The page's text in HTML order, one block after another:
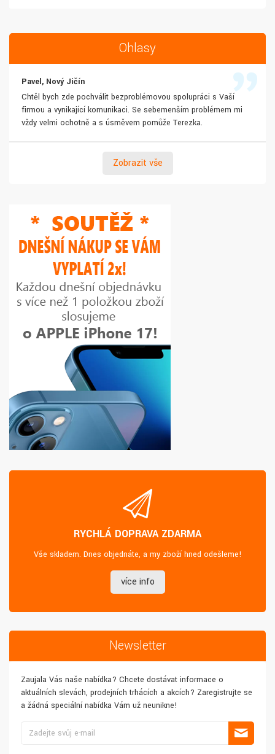
Ohlasy
Pavel, Nový Jičín
Chtěl bych zde pochválit bezproblémovou spolupráci s Vaší
firmou a vynikající komunikaci. Se sebemenším problémem mi
vždy velmi ochotně a s úsměvem pomůže Terezka.
Zobrazit vše
RYCHLÁ DOPRAVA ZDARMA
Vše skladem. Dnes objednáte, a my zboží hned odešleme!
více info
Newsletter
Zaujala Vás naše nabídka? Chcete dostávat informace o
aktuálních slevách, prodejních trhácích a akcích? Zaregistrujte se
a žádná speciální nabídka Vám už neunikne!